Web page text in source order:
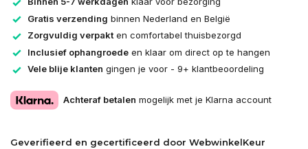
Gratis verzending binnen Nederland en België
Zorgvuldig verpakten comfortabel thuisbezorgd
Inclusief ophangroede en klaar om direct op te hangen
Vele blije klanten gingen je voor - 9+ klantbeoordeling
Achteraf betalen mogelijk met je Klarna account
Geverifieerd en gecertificeerd door WebwinkelKeur